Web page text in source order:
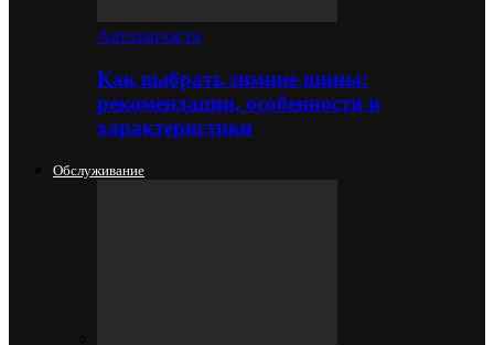
Автозапчасти
Как выбрать зимние шины:
рекомендации, особенности и
характеристики
Обслуживание